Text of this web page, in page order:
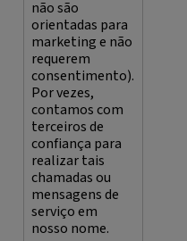
não são
orientadas para
marketing e não
requerem
consentimento).
Por vezes,
contamos com
terceiros de
confiança para
realizar tais
chamadas ou
mensagens de
serviço em
nosso nome.